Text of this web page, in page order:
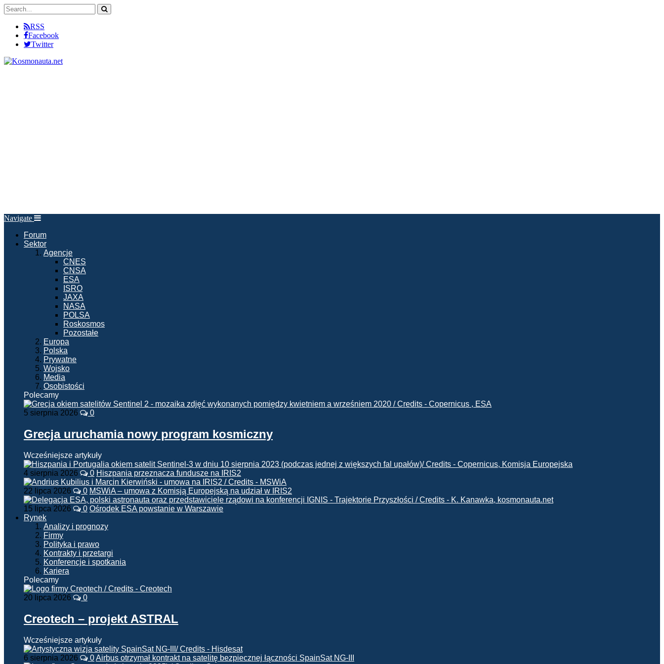
RSS
Facebook
Twitter
Navigate
Forum
Sektor
Agencje
CNES
CNSA
ESA
ISRO
JAXA
NASA
POLSA
Roskosmos
Pozostałe
Europa
Polska
Prywatne
Wojsko
Media
Osobistości
Polecamy
5 sierpnia 2026 0
Grecja uruchamia nowy program kosmiczny
Wcześniejsze artykuły
4 sierpnia 2026 0 Hiszpania przeznacza fundusze na IRIS2
22 lipca 2026 0 MSWiA – umowa z Komisją Europejską na udział w IRIS2
15 lipca 2026 0 Ośrodek ESA powstanie w Warszawie
Rynek
Analizy i prognozy
Firmy
Polityka i prawo
Kontrakty i przetargi
Konferencje i spotkania
Kariera
Polecamy
20 lipca 2026 0
Creotech – projekt ASTRAL
Wcześniejsze artykuły
6 sierpnia 2026 0Airbus otrzymał kontrakt na satelitę bezpiecznej łączności SpainSat NG-III